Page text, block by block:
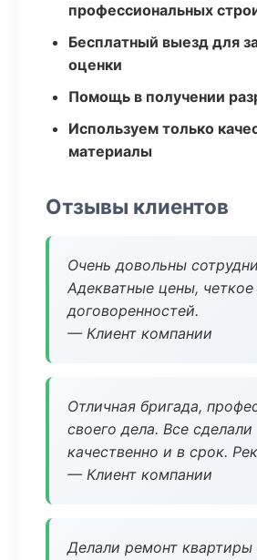
профессиональных
Бесплатный выезд для
оценки
Помощь в получении
Используем только
материалы
Отзывы клиентов
Очень довольны
Адекватные цены,
договоренностей.
— Клиент компании
Отличная бригада,
своего дела. Все сделали
качественно и в срок.
— Клиент компании
Делали ремонт квартиры